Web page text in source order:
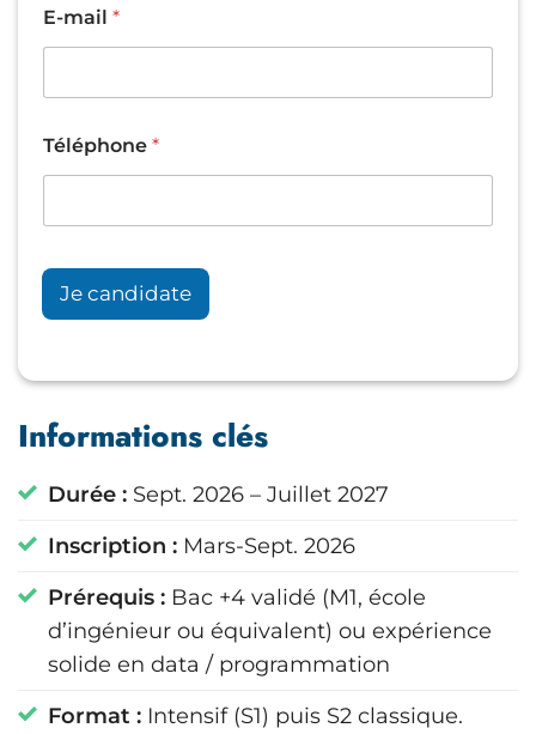
E-mail *
E
-
a
l
Téléphone *
Je candidate
Informations clés
Durée : Sept. 2026 – Juillet 2027
Inscription : Mars-Sept. 2026
Prérequis : Bac +4 validé (M1, école
d’ingénieur ou équivalent) ou expérience
solide en data / programmation
Format : Intensif (S1) puis S2 classique.